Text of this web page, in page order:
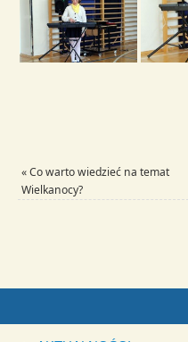
«Co warto wiedzieć na temat
Wielkanocy?